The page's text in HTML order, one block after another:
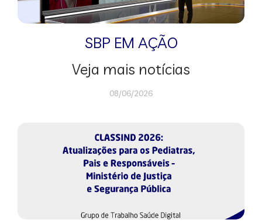
SBP EM AÇÃO
Veja mais notícias
08/06/2026